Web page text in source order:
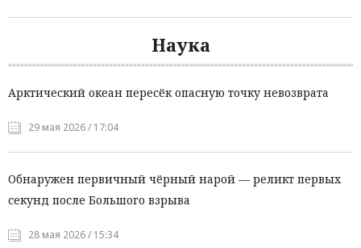
Наука
Арктический океан пересёк опасную точку невозврата
29 мая 2026 / 17:04
Обнаружен первичный чёрный нарой — реликт первых
секунд после Большого взрыва
28 мая 2026 / 15:34